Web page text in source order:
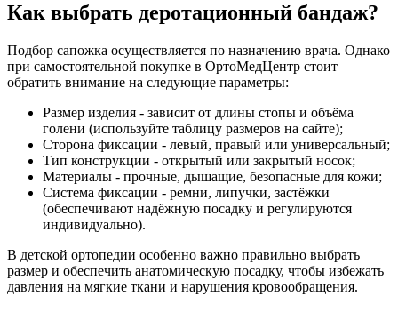
Как выбрать деротационный бандаж?
Подбор сапожка осуществляется по назначению врача. Однако
при самостоятельной покупке в ОртоМедЦентр стоит
обратить внимание на следующие параметры:
Размер изделия - зависит от длины стопы и объёма
голени (используйте таблицу размеров на сайте);
Сторона фиксации - левый, правый или универсальный;
Тип конструкции - открытый или закрытый носок;
Материалы - прочные, дышащие, безопасные для кожи;
Система фиксации - ремни, липучки, застёжки
(обеспечивают надёжную посадку и регулируются
индивидуально).
В детской ортопедии особенно важно правильно выбрать
размер и обеспечить анатомическую посадку, чтобы избежать
давления на мягкие ткани и нарушения кровообращения.